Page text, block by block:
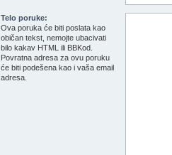
Telo poruke:
Ova poruka će biti poslata kao
običan tekst, nemojte ubacivati
bilo kakav HTML ili BBKod.
Povratna adresa za ovu poruku
će biti podešena kao i vaša email
adresa.